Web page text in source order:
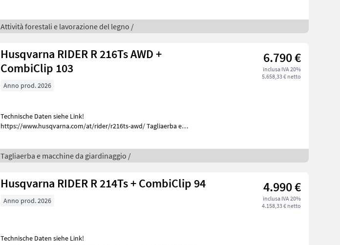
Attività forestali e lavorazione del legno /
Husqvarna RIDER R 216Ts AWD +
CombiClip 103
6.790 €
inclusa IVA 20%
5.658,33 € netto
Anno prod. 2026
Technische Daten siehe Link!
https://www.husqvarna.com/at/rider/r216ts-awd/ Tagliaerba e
Tagliaerba e macchine da giardinaggio /
Husqvarna RIDER R 214Ts + CombiClip 94 4.990 €
inclusa IVA 20%
4.158,33 € netto
Anno prod. 2026
Technische Daten siehe Link!